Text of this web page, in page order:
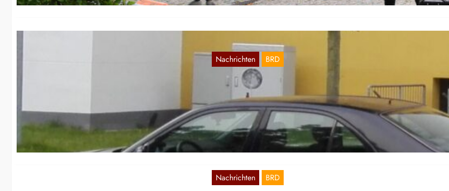
Nachrichten BRD
Hamburg: Malung zum Wahlboykott
Sep. 1, 2021
An dieser Stelle veröffentlichen wir ein Foto einer Malung zum
Wahlboykott, aus dem Hamburger Osten, welches uns zugeschickt wurde.
Nachrichten BRD